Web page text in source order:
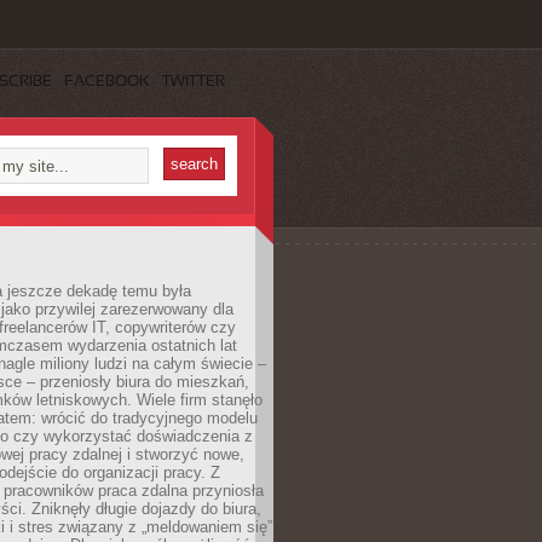
FACEBOOK TWITTER
jeszcze dekadę temu była
przywilej zarezerwowany dla
IT, copywriterów czy
wydarzenia ostatnich lat
miliony ludzi na całym świecie –
– przeniosły biura do mieszkań,
letniskowych. Wiele firm stanęło
wrócić do tradycyjnego modelu
czy wykorzystać doświadczenia z
pracy zdalnej i stworzyć nowe,
do organizacji pracy. Z
praca zdalna przyniosła
Zniknęły długie dojazdy do biura,
i stres związany z „meldowaniem się”